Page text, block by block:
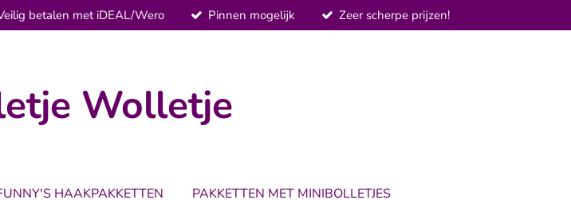
betalen met iDEAL/Wero Pinnen mogelijk Zeer scherpe prijzen!
Wolletje
HAAKPAKKETTEN
PAKKETTEN MET MINIBOLLETJES